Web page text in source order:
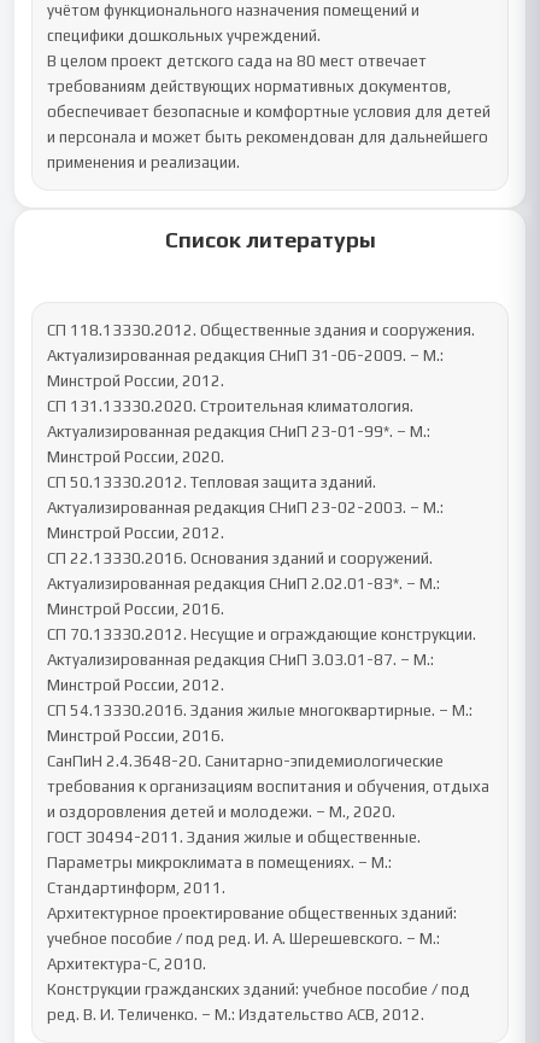
учётом функционального назначения помещений и
специфики дошкольных учреждений.
В целом проект детского сада на 80 мест отвечает
требованиям действующих нормативных документов,
обеспечивает безопасные и комфортные условия для детей
и персонала и может быть рекомендован для дальнейшего
применения и реализации.
Список литературы
СП 118.13330.2012. Общественные здания и сооружения.
Актуализированная редакция СНиП 31-06-2009. – М.:
Минстрой России, 2012.
СП 131.13330.2020. Строительная климатология.
Актуализированная редакция СНиП 23-01-99*. – М.:
Минстрой России, 2020.
СП 50.13330.2012. Тепловая защита зданий.
Актуализированная редакция СНиП 23-02-2003. – М.:
Минстрой России, 2012.
СП 22.13330.2016. Основания зданий и сооружений.
Актуализированная редакция СНиП 2.02.01-83*. – М.:
Минстрой России, 2016.
СП 70.13330.2012. Несущие и ограждающие конструкции.
Актуализированная редакция СНиП 3.03.01-87. – М.:
Минстрой России, 2012.
СП 54.13330.2016. Здания жилые многоквартирные. – М.:
Минстрой России, 2016.
СанПиН 2.4.3648-20. Санитарно-эпидемиологические
требования к организациям воспитания и обучения, отдыха
и оздоровления детей и молодежи. – М., 2020.
ГОСТ 30494-2011. Здания жилые и общественные.
Параметры микроклимата в помещениях. – М.:
Стандартинформ, 2011.
Архитектурное проектирование общественных зданий:
учебное пособие / под ред. И. А. Шерешевского. – М.:
Архитектура-С, 2010.
Конструкции гражданских зданий: учебное пособие / под
ред. В. И. Теличенко. – М.: Издательство АСВ, 2012.